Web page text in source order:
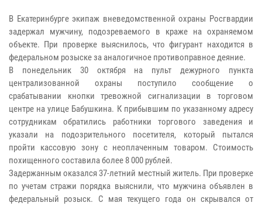
В Екатеринбурге экипаж вневедомственной охраны Росгвардии
задержал мужчину, подозреваемого в краже на охраняемом
объекте. При проверке выяснилось, что фигурант находится в
федеральном розыске за аналогичное противоправное деяние.
В понедельник 30 октября на пульт дежурного пункта
централизованной охраны поступило сообщение о
срабатывании кнопки тревожной сигнализации в торговом
центре на улице Бабушкина. К прибывшим по указанному адресу
сотрудникам обратились работники торгового заведения и
указали на подозрительного посетителя, который пытался
пройти кассовую зону с неоплаченным товаром. Стоимость
похищенного составила более 8 000 рублей.
Задержанным оказался 37-летний местный житель. При проверке
по учетам стражи порядка выяснили, что мужчина объявлен в
федеральный розыск. С мая текущего года он скрывался от